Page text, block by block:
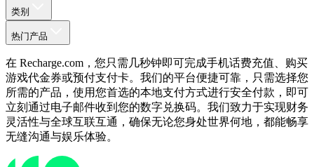
类别
热门产品
在 Recharge.com，您只需几秒钟即可完成手机话费充值、购买
游戏代金券或预付支付卡。我们的平台便捷可靠，只需选择您
所需的产品，使用您首选的本地支付方式进行安全付款，即可
立刻通过电子邮件收到您的数字兑换码。我们致力于实现财务
灵活性与全球互联互通，确保无论您身处世界何地，都能畅享
无缝沟通与娱乐体验。